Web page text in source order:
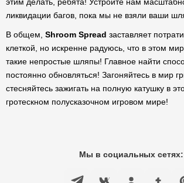
ликвидации багов, пока мы не взяли ваши
В общем, Shroom Spread заставляет
клеткой, но искренне радуюсь, что в этом
такие непростые шляпы! Главное найти
постоянно обновляться! Загоняйтесь в мир
стесняйтесь зажигать на полную катушку в
гротескном полусказочном игровом мире!
Мы в социальных сетях: